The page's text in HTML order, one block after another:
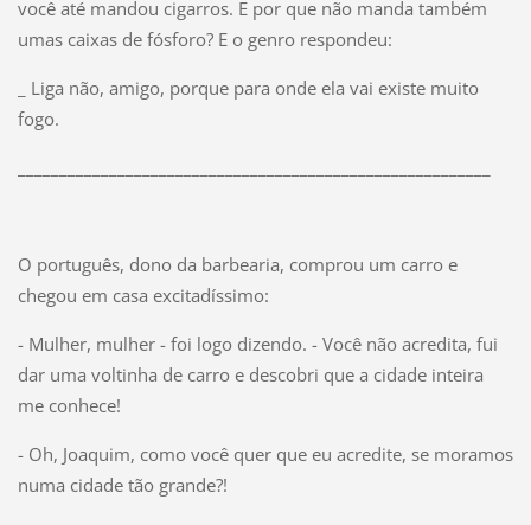
você até mandou cigarros. E por que não manda também
umas caixas de fósforo? E o genro respondeu:
_ Liga não, amigo, porque para onde ela vai existe muito
fogo.
O português, dono da barbearia, comprou um carro e
chegou em casa excitadíssimo:
- Mulher, mulher - foi logo dizendo. - Você não acredita, fui
dar uma voltinha de carro e descobri que a cidade inteira
me conhece!
- Oh, Joaquim, como você quer que eu acredite, se moramos
numa cidade tão grande?!